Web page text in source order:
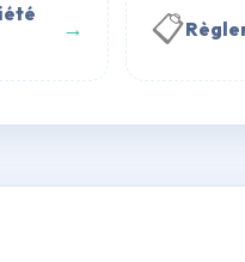
💬 WhatsApp
→ 📋
AG7350358